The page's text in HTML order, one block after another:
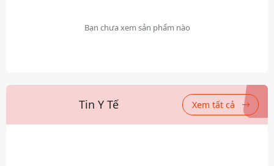
Bạn chưa xem sản phẩm nào
Tin Y Tế Xem tất cả